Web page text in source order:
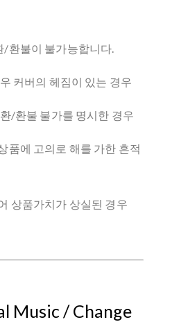
/환불이 불가능합니다.
커버의 헤짐이 있는 경우
/환불 불가를 명시한 경우
품에 고의로 해를 가한 흔적
상품가치가 상실된 경우
Music / Change